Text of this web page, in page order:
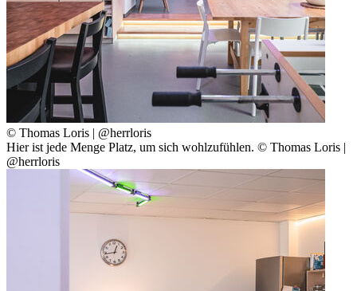
© Thomas Loris | @herrloris
Hier ist jede Menge Platz, um sich wohlzufühlen. © Thomas Loris |
@herrloris